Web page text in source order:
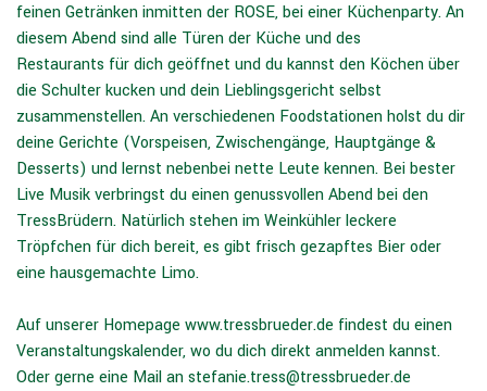
feinen Getränken inmitten der ROSE, bei einer Küchenparty. An
diesem Abend sind alle Türen der Küche und des
Restaurants für dich geöffnet und du kannst den Köchen über
die Schulter kucken und dein Lieblingsgericht selbst
zusammenstellen. An verschiedenen Foodstationen holst du dir
deine Gerichte (Vorspeisen, Zwischengänge, Hauptgänge &
Desserts) und lernst nebenbei nette Leute kennen. Bei bester
Live Musik verbringst du einen genussvollen Abend bei den
TressBrüdern. Natürlich stehen im Weinkühler leckere
Tröpfchen für dich bereit, es gibt frisch gezapftes Bier oder
eine hausgemachte Limo.
Auf unserer Homepage www.tressbrueder.de findest du einen
Veranstaltungskalender, wo du dich direkt anmelden kannst.
Oder gerne eine Mail an stefanie.tress@tressbrueder.de